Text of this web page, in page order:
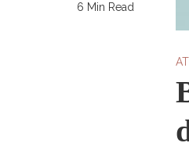
6 Min Read